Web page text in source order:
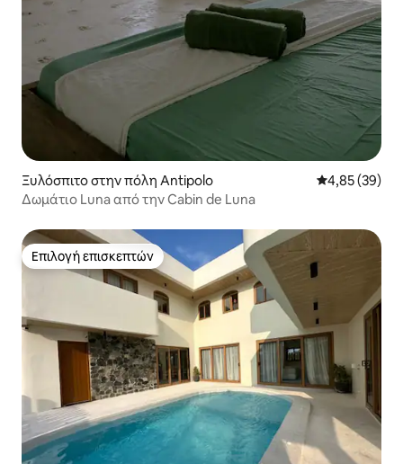
Ξυλόσπιτο στην πόλη Antipolo Μέση
4,85 (39)
Δωμάτιο Luna από την Cabin de Luna
Επιλογή επισκεπτών
Επιλογή επισκεπτών